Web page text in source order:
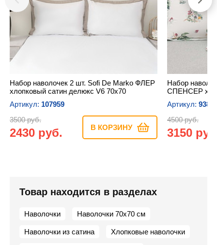
Набор наволочек 2 шт. Sofi De Marko ФЛЕР
хлопковый сатин делюкс V6 70х70
Артикул: 107959
3500 руб.
2430 руб. В КОРЗИНУ
Набор
СПЕНСЕР
Артикул:
4500 руб.
3150
Товар находится в разделах
Наволочки Наволочки 70х70 см
Наволочки из сатина Хлопковые наволочки